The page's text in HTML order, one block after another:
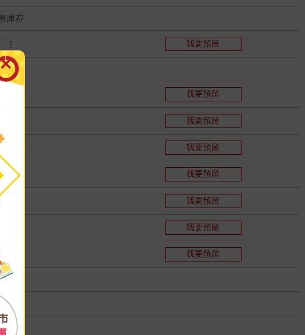
庫存
1 我要預留
庫存
我要預留
我要預留
我要預留
1 我要預留
我要預留
我要預留
我要預留
庫存
無庫存
庫存